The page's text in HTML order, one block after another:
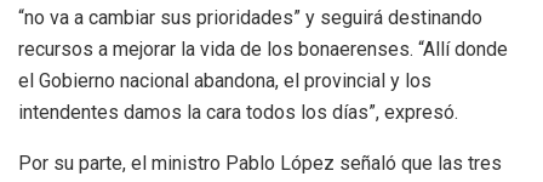
“no va a cambiar sus prioridades” y seguirá destinando
recursos a mejorar la vida de los bonaerenses. “Allí donde
el Gobierno nacional abandona, el provincial y los
intendentes damos la cara todos los días”, expresó.
Por su parte, el ministro Pablo López señaló que las tres